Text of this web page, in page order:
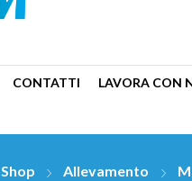
CONTATTI LAVORA CON
Shop Allevamento